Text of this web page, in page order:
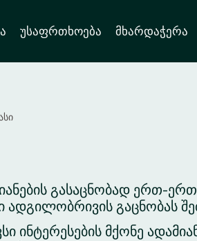
უსაფრთხოება მხარდაჭერა
გასაცნობად ერთ-
ადგილობრივის გაცნობას
ინტერესების მქონე